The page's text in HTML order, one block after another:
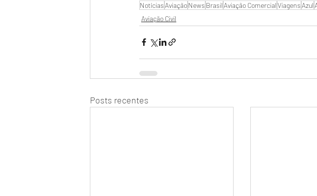
Notícias AviaçãoNews Brasil Aviação ComercialViagens Azul
Aviação Civil
Posts recentes